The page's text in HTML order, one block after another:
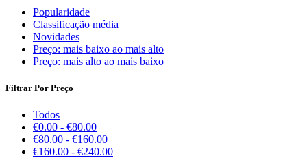
Popularidade
Classificação média
Novidades
Preço: mais baixo ao mais alto
Preço: mais alto ao mais baixo
Filtrar Por Preço
Todos
€0.00 - €80.00
€80.00 - €160.00
€160.00 - €240.00